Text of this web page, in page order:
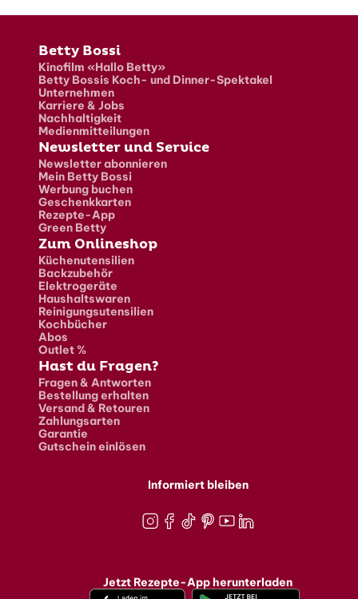
Fusszeile
Betty Bossi
Kinofilm «Hallo Betty»
Betty Bossis Koch- und Dinner-Spektakel
Unternehmen
Karriere & Jobs
Nachhaltigkeit
Medienmitteilungen
Newsletter und Service
Newsletter abonnieren
Mein Betty Bossi
Werbung buchen
Geschenkkarten
Rezepte-App
Green Betty
Zum Onlineshop
Küchenutensilien
Backzubehör
Elektrogeräte
Haushaltswaren
Reinigungsutensilien
Kochbücher
Abos
Outlet %
Hast du Fragen?
Fragen & Antworten
Bestellung erhalten
Versand & Retouren
Zahlungsarten
Garantie
Gutschein einlösen
Informiert bleiben
Jetzt Rezepte-App herunterladen